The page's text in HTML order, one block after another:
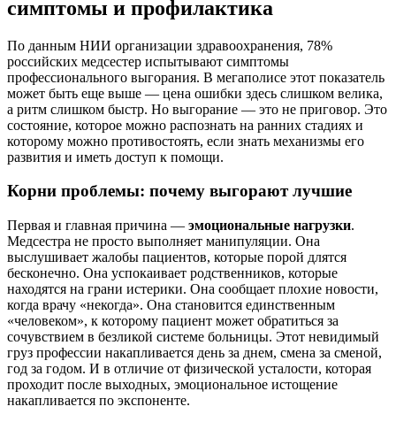
симптомы и профилактика
По данным НИИ организации здравоохранения, 78%
российских медсестер испытывают симптомы
профессионального выгорания. В мегаполисе этот показатель
может быть еще выше — цена ошибки здесь слишком велика,
а ритм слишком быстр. Но выгорание — это не приговор. Это
состояние, которое можно распознать на ранних стадиях и
которому можно противостоять, если знать механизмы его
развития и иметь доступ к помощи.
Корни проблемы: почему выгорают лучшие
Первая и главная причина — эмоциональные нагрузки.
Медсестра не просто выполняет манипуляции. Она
выслушивает жалобы пациентов, которые порой длятся
бесконечно. Она успокаивает родственников, которые
находятся на грани истерики. Она сообщает плохие новости,
когда врачу «некогда». Она становится единственным
«человеком», к которому пациент может обратиться за
сочувствием в безликой системе больницы. Этот невидимый
груз профессии накапливается день за днем, смена за сменой,
год за годом. И в отличие от физической усталости, которая
проходит после выходных, эмоциональное истощение
накапливается по экспоненте.